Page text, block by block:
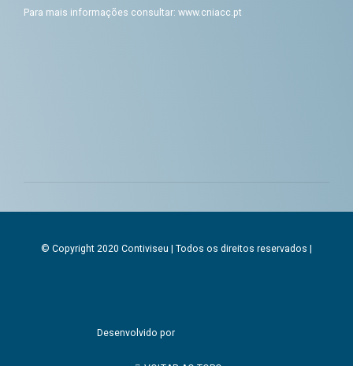
Para mais informações consultar: www.cniacc.pt
© Copyright 2020 Contiviseu | Todos os direitos reservados |
Desenvolvido por